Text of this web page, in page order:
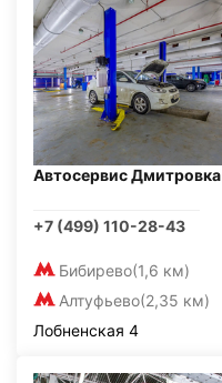
Автосервис Дмитровка
+7 (499) 110-28-43
Бибирево(1,6 км)
Алтуфьево(2,35 км)
Лобненская 4